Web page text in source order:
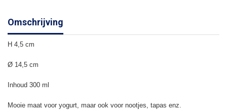
Omschrijving
H 4,5 cm
Ø 14,5 cm
Inhoud 300 ml
Mooie maat voor yogurt, maar ook voor nootjes, tapas enz.